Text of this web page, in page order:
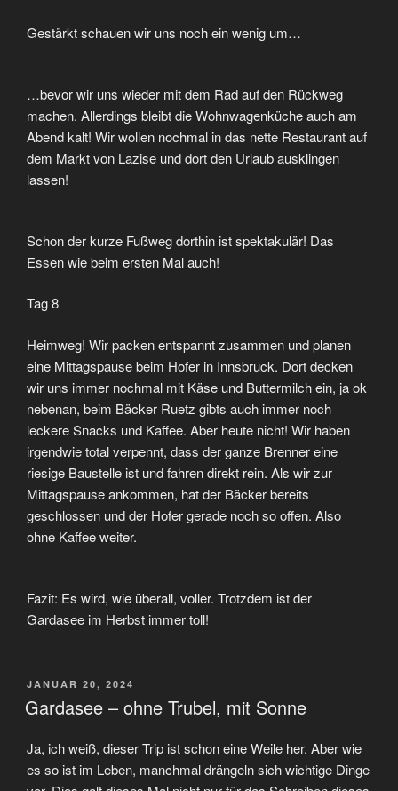
Gestärkt schauen wir uns noch ein wenig um…
…bevor wir uns wieder mit dem Rad auf den Rückweg
machen. Allerdings bleibt die Wohnwagenküche auch am
Abend kalt! Wir wollen nochmal in das nette Restaurant auf
dem Markt von Lazise und dort den Urlaub ausklingen
lassen!
Schon der kurze Fußweg dorthin ist spektakulär! Das
Essen wie beim ersten Mal auch!
Tag 8
Heimweg! Wir packen entspannt zusammen und planen
eine Mittagspause beim Hofer in Innsbruck. Dort decken
wir uns immer nochmal mit Käse und Buttermilch ein, ja ok
nebenan, beim Bäcker Ruetz gibts auch immer noch
leckere Snacks und Kaffee. Aber heute nicht! Wir haben
irgendwie total verpennt, dass der ganze Brenner eine
riesige Baustelle ist und fahren direkt rein. Als wir zur
Mittagspause ankommen, hat der Bäcker bereits
geschlossen und der Hofer gerade noch so offen. Also
ohne Kaffee weiter.
Fazit: Es wird, wie überall, voller. Trotzdem ist der
Gardasee im Herbst immer toll!
VERÖFFENTLICHT
AM
JANUAR 20, 2024
Gardasee – ohne Trubel, mit Sonne
Ja, ich weiß, dieser Trip ist schon eine Weile her. Aber wie
es so ist im Leben, manchmal drängeln sich wichtige Dinge